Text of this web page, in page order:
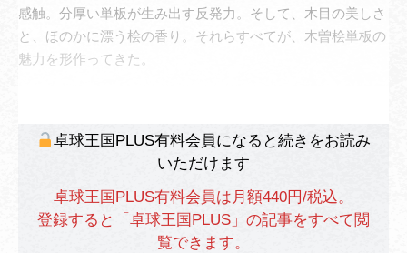
感触。分厚い単板が生み出す反発力。そして、木目の美しさ
と、ほのかに漂う桧の香り。それらすべてが、木曽桧単板の
魅力を形作ってきた。
卓球王国PLUS有料会員になると続きをお読み
いただけます
卓球王国PLUS有料会員は月額440円/税込。
登録すると「卓球王国PLUS」の記事をすべて閲
覧できます。